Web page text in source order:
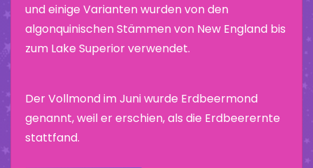
und einige Varianten wurden von den
algonquinischen Stämmen von New England bis
zum Lake Superior verwendet.
Der Vollmond im Juni wurde Erdbeermond
genannt, weil er erschien, als die Erdbeerernte
stattfand.